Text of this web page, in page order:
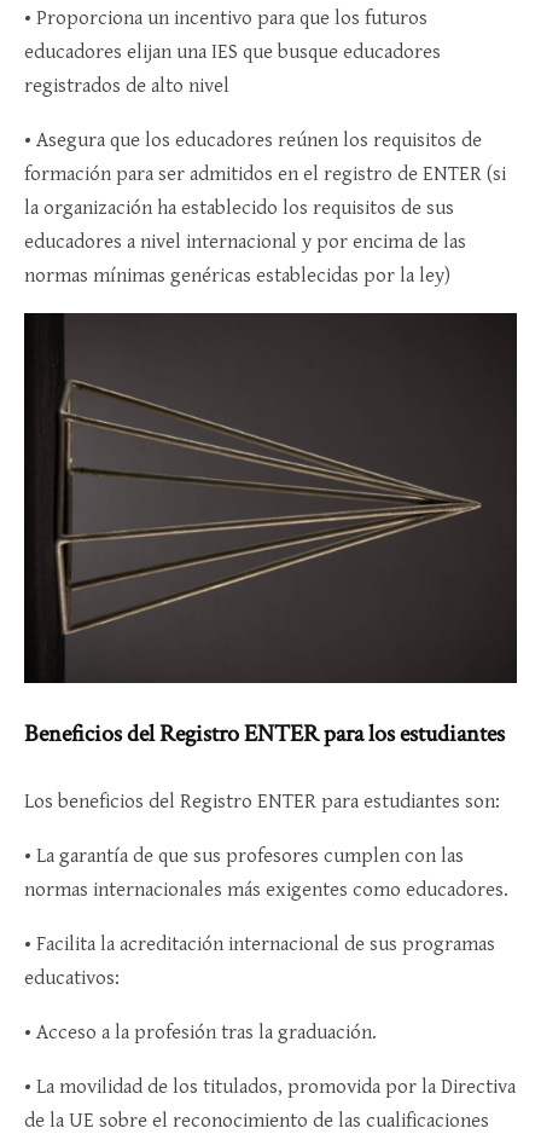
• Proporciona un incentivo para que los futuros
educadores elijan una IES que busque educadores
registrados de alto nivel
• Asegura que los educadores reúnen los requisitos de
formación para ser admitidos en el registro de ENTER (si
la organización ha establecido los requisitos de sus
educadores a nivel internacional y por encima de las
normas mínimas genéricas establecidas por la ley)
Beneficios del Registro ENTER para los estudiantes
Los beneficios del Registro ENTER para estudiantes son:
• La garantía de que sus profesores cumplen con las
normas internacionales más exigentes como educadores.
• Facilita la acreditación internacional de sus programas
educativos:
• Acceso a la profesión tras la graduación.
• La movilidad de los titulados, promovida por la Directiva
de la UE sobre el reconocimiento de las cualificaciones